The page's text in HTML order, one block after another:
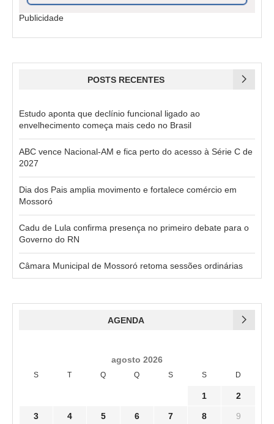
Publicidade
POSTS RECENTES
Estudo aponta que declínio funcional ligado ao
envelhecimento começa mais cedo no Brasil
ABC vence Nacional-AM e fica perto do acesso à Série C de
2027
Dia dos Pais amplia movimento e fortalece comércio em
Mossoró
Cadu de Lula confirma presença no primeiro debate para o
Governo do RN
Câmara Municipal de Mossoró retoma sessões ordinárias
AGENDA
agosto 2026
S T Q Q S S D
1 2
3 4 5 6 7 8 9